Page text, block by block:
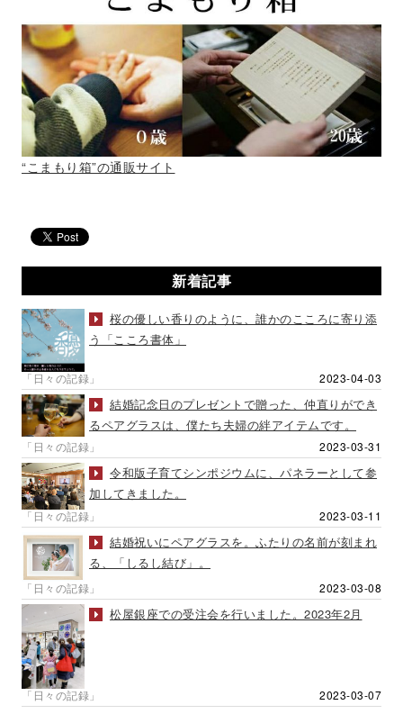
“こまもり箱”の通販サイト
新着記事
桜の優しい香りのように、誰かのこころに寄り添
う「こころ書体」
「日々の記録」 2023-04-03
結婚記念日のプレゼントで贈った、仲直りができ
るペアグラスは、僕たち夫婦の絆アイテムです。
「日々の記録」 2023-03-31
令和版子育てシンポジウムに、パネラーとして参
加してきました。
「日々の記録」 2023-03-11
結婚祝いにペアグラスを。ふたりの名前が刻まれ
る、「しるし結び」。
「日々の記録」 2023-03-08
松屋銀座での受注会を行いました。2023年2月
「日々の記録」 2023-03-07